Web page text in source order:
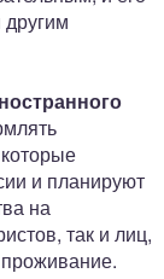
и планируют
на
так и лиц,